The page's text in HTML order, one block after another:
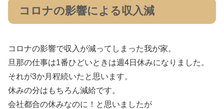
コロナの影響による収入減
コロナの影響で収入が減ってしまった我が家。
旦那の仕事は1番ひどいときは週4日休みになりました。
それが3か月程続いたと思います。
休みの分はもちろん減給です。
会社都合の休みなのに！と思いましたが